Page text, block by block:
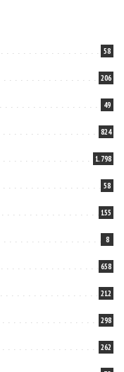
49
824
1.798
58
155
8
658
212
298
262
78
3